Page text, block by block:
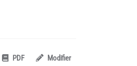
PDF Modifier